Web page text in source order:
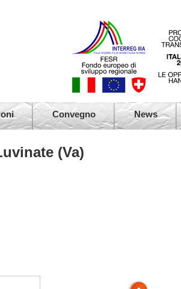
Convegno News
(Va)
Faggi di Villa Leonardi, Ternate (Va)
Tiglio europeo, Ternate (Va)